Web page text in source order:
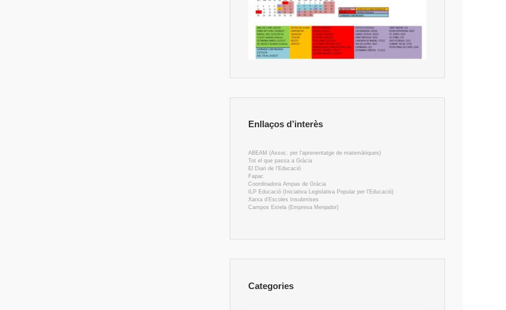
Enllaços d’interès
ABEAM (Assoc. per l'aprenentatge de matemàtiques)
Tot el que passa a Gràcia
El Diari de l'Educació
Fapac
Coordinadora Ampas de Gràcia
ILP Educació (Iniciativa Legislativa Popular per l'Educació)
Xarxa d'Escoles Insubmises
Campos Estela (Empresa Menjador)
Categories